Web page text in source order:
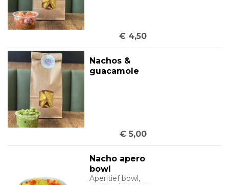
€ 4,50
Nachos &
guacamole
€ 5,00
Nacho apero
bowl
Aperitief bowl,